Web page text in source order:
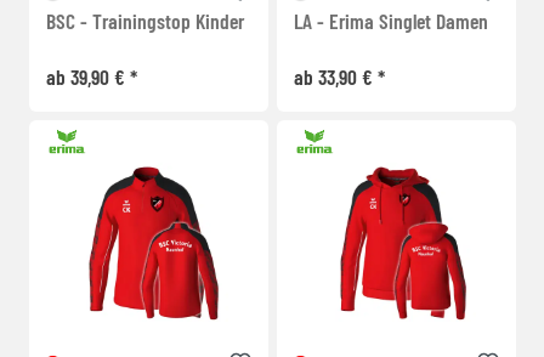
BSC - Trainingstop Kinder
ab 39,90 € *
LA - Erima Singlet Damen
ab 33,90 € *